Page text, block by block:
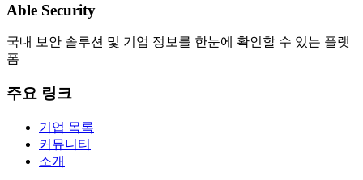
Able Security
국내 보안 솔루션 및 기업 정보를 한눈에 확인할 수 있는 플랫
폼
주요 링크
기업 목록
커뮤니티
소개